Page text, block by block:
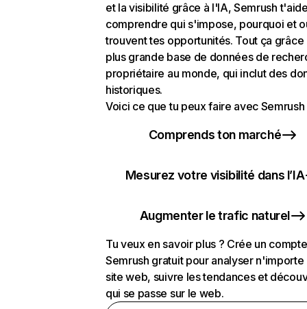
et la visibilité grâce à l'IA, Semrush
comprendre qui s'impose, pourquoi et
trouvent tes opportunités. Tout ça grâce
plus grande base de données de
propriétaire au monde, qui inclut des
historiques.
Voici ce que tu peux faire avec Semrush
Comprends ton marché
Mesurez votre visibilité dans l’IA
Augmenter le trafic naturel
Tu veux en savoir plus ? Crée un compte
Semrush gratuit pour analyser n'importe
site web, suivre les tendances et
qui se passe sur le web.